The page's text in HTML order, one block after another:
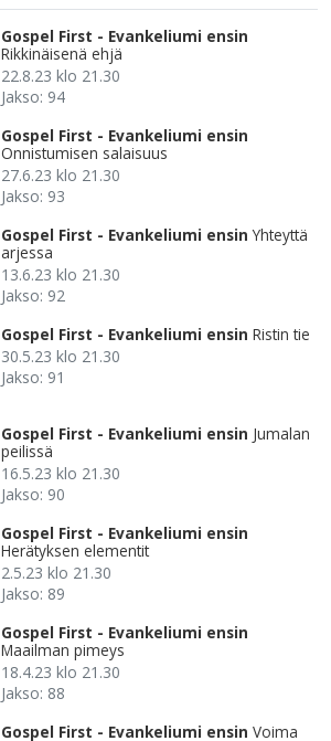
Gospel First - Evankeliumi ensin
Rikkinäisenä ehjä
22.8.23 klo 21.30
Jakso: 94
Gospel First - Evankeliumi ensin
Onnistumisen salaisuus
27.6.23 klo 21.30
Jakso: 93
Gospel First - Evankeliumi ensin Yhteyttä
arjessa
13.6.23 klo 21.30
Jakso: 92
Gospel First - Evankeliumi ensin Ristin tie
30.5.23 klo 21.30
Jakso: 91
Gospel First - Evankeliumi ensin Jumalan
peilissä
16.5.23 klo 21.30
Jakso: 90
Gospel First - Evankeliumi ensin
Herätyksen elementit
2.5.23 klo 21.30
Jakso: 89
Gospel First - Evankeliumi ensin
Maailman pimeys
18.4.23 klo 21.30
Jakso: 88
Gospel First - Evankeliumi ensin Voima